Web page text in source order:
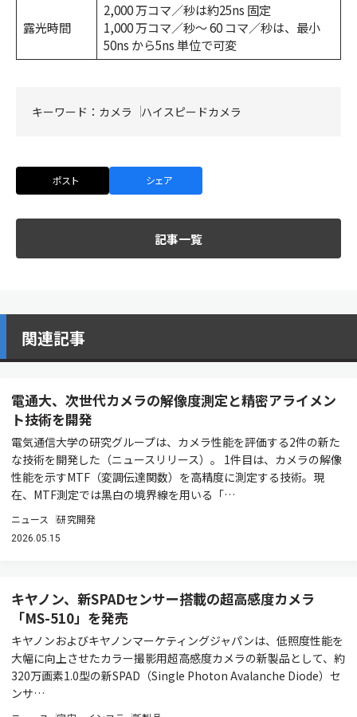
露光時間
2,000 万コマ／秒は約25ns 固定
1,000 万コマ／秒～ 60 コマ／秒は、最小
50ns から5ns 単位で可変
キーワード： カメラ ハイスピードカメラ
ポスト シェア
記事一覧
関連記事
電通大、次世代カメラの解像度測定と精密アライメン
ト技術を開発
電気通信大学の研究グループは、カメラ性能を評価する2件の新た
な技術を開発した（ニュースリリース）。 1件目は、カメラの解像
性能を示すMTF（変調伝達関数）を高精度に測定する技術。現
在、MTF測定では黒白の境界線を用いる「…
ニュース 研究開発
2026.05.15
キヤノン、新SPADセンサー搭載の超高感度カメラ
「MS-510」を発売
キヤノンおよびキヤノンマーケティングジャパンは、低照度性能を
大幅に向上させたカラー撮影用超高感度カメラの新製品として、約
320万画素1.0型の新SPAD（Single Photon Avalanche Diode）セ
ンサ…